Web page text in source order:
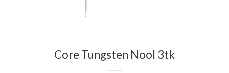
Core Tungsten Nool 3tk